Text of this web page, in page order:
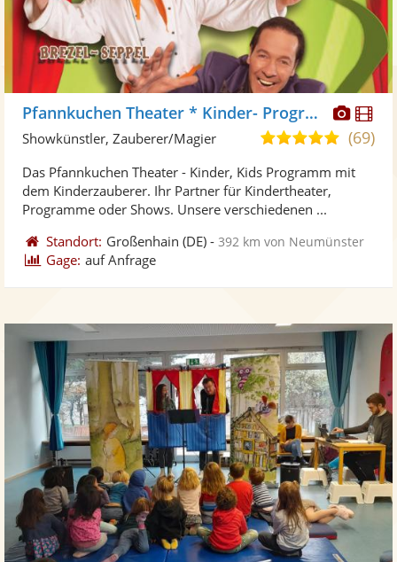
Fotos
Pfannkuchen Theater * Kinder- Programme
5,0
5
(69)
Showkünstler, Zauberer/Magier
Das Pfannkuchen Theater - Kinder, Kids Programm mit
dem Kinderzauberer. Ihr Partner für Kindertheater,
Programme oder Shows. Unsere verschiedenen ...
Standort: Großenhain (DE) -392 km von Neumünster
Gage: auf Anfrage